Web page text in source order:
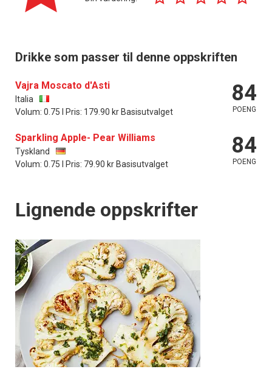
Drikke som passer til denne oppskriften
Vajra Moscato d'Asti
Italia
Volum: 0.75 l Pris: 179.90 kr Basisutvalget
84
POENG
Sparkling Apple- Pear Williams
Tyskland
Volum: 0.75 l Pris: 79.90 kr Basisutvalget
84
POENG
Lignende oppskrifter